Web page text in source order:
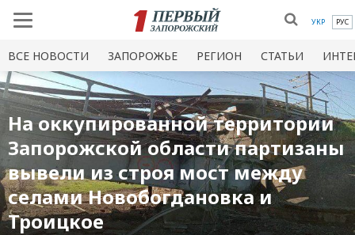
УКР РУС
ВСЕ НОВОСТИ ЗАПОРОЖЬЕ РЕГИОН СТАТЬИ
На оккупированной территории
Запорожской области партизаны
вывели из строя мост между
селами Новобогдановка и
Троицкое